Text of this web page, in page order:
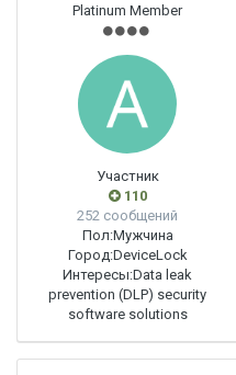
Platinum Member
Участник
110
252 сообщений
Пол:Мужчина
Город:DeviceLock
Интересы:Data leak
prevention (DLP) security
software solutions